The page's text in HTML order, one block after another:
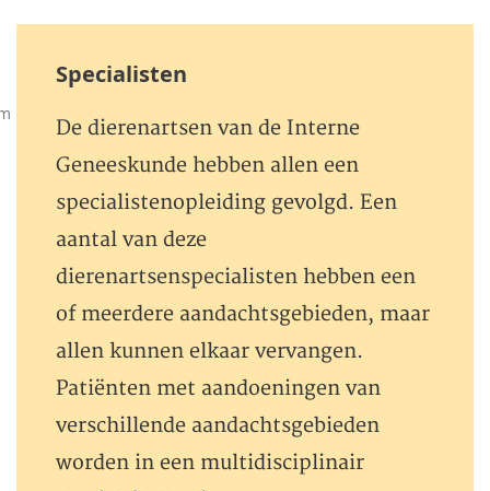
Specialisten
De dierenartsen van de Interne
Geneeskunde hebben allen een
specialistenopleiding gevolgd. Een
aantal van deze
dierenartsenspecialisten hebben een
of meerdere aandachtsgebieden, maar
allen kunnen elkaar vervangen.
Patiënten met aandoeningen van
verschillende aandachtsgebieden
worden in een multidisciplinair